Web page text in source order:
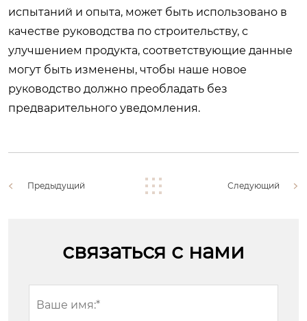
испытаний и опыта, может быть использовано в
качестве руководства по строительству, с
улучшением продукта, соответствующие данные
могут быть изменены, чтобы наше новое
руководство должно преобладать без
предварительного уведомления.
Предыдущий Следующий
связаться с нами